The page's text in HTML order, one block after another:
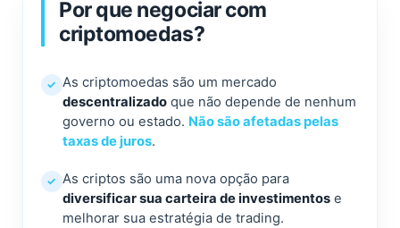
Por que negociar com
criptomoedas?
✓ As criptomoedas são um mercado
descentralizadoque não depende de nenhum
governo ou estado. Não são afetadas pelas
taxas de juros.
✓ As criptos são uma nova opção para
diversificar sua carteira de investimentose
melhorar sua estratégia de trading.